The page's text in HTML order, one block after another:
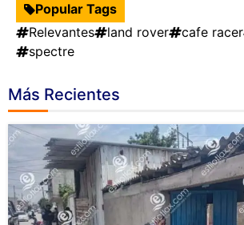
Popular Tags
Relevantes
land rover cafe racer
spectre
Más Recientes